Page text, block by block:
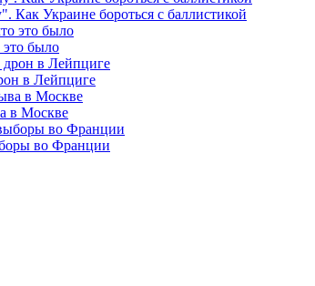
Как Украине бороться с баллистикой
это было
в Лейпциге
в Москве
во Франции